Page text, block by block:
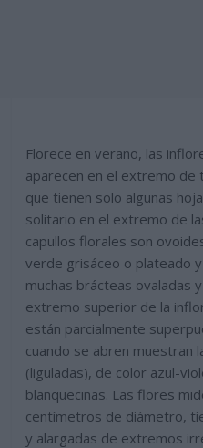
Florece en verano, las
aparecen en el extremo de
que tienen solo algunas
solitario en el extremo de
capullos florales son
verde grisáceo o plateado
muchas brácteas ovaladas
extremo superior de la
están parcialmente
cuando se abren muestran
(liguladas), de color azul-
blanquecinas. Las flores
centímetros de diámetro,
y alargadas de extremos